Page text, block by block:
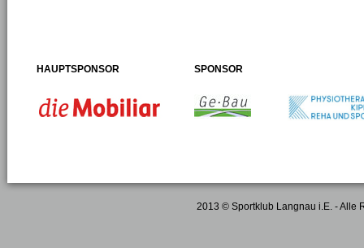
HAUPTSPONSOR SPONSOR
2013 © Sportklub Langnau i.E. - Alle